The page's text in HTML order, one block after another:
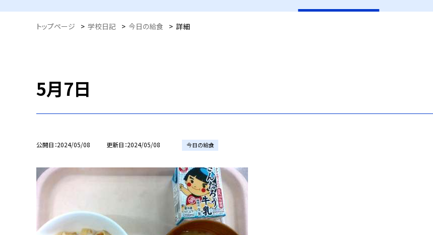
トップページ > 学校日記 > 今日の給食 > 詳細
5月7日
公開日 2024/05/08 更新日 2024/05/08 今日の給食